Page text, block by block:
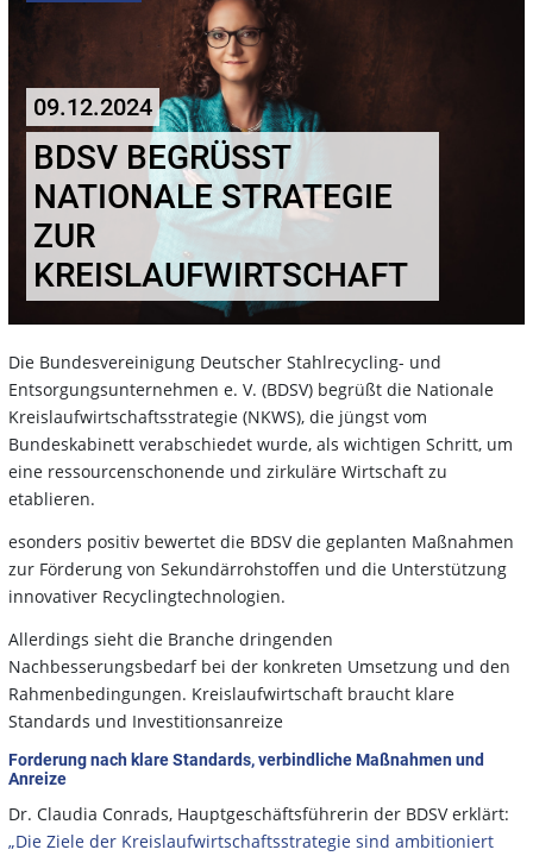
09.12.2024
BDSV BEGRÜSST N
ATIONALE STRATEGIE Z
UR K
REISLAUFWIRTSCHAFT
Die Bundesvereinigung Deutscher Stahlrecycling- und
Entsorgungsunternehmen e. V. (BDSV) begrüßt die Nationale
Kreislaufwirtschaftsstrategie (NKWS), die jüngst vom
Bundeskabinett verabschiedet wurde, als wichtigen Schritt, um
eine ressourcenschonende und zirkuläre Wirtschaft zu
etablieren.
esonders positiv bewertet die BDSV die geplanten Maßnahmen
zur Förderung von Sekundärrohstoffen und die Unterstützung
innovativer Recyclingtechnologien.
Allerdings sieht die Branche dringenden
Nachbesserungsbedarf bei der konkreten Umsetzung und den
Rahmenbedingungen. Kreislaufwirtschaft braucht klare
Standards und Investitionsanreize
Forderung nach klare Standards, verbindliche Maßnahmen und
Anreize
Dr. Claudia Conrads, Hauptgeschäftsführerin der BDSV erklärt:
„Die Ziele der Kreislaufwirtschaftsstrategie sind ambitioniert